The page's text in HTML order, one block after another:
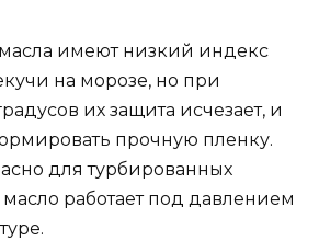
имеют низкий индекс
на морозе, но при
их защита исчезает, и
прочную пленку.
для турбированных
работает под давлением